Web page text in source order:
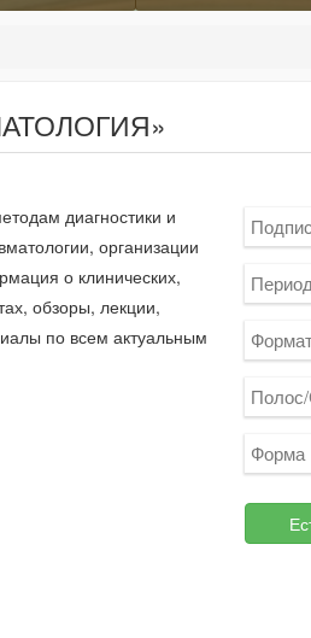
диагностики и
организации
о клинических,
обзоры, лекции,
по всем актуальным
Форма